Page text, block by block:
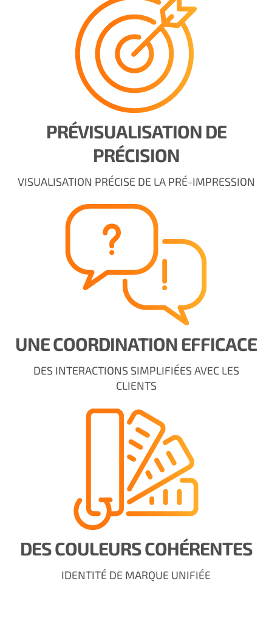
PRÉVISUALISATION DE
PRÉCISION
VISUALISATION PRÉCISE DE LA PRÉ-IMPRESSION
UNE COORDINATION EFFICACE
DES INTERACTIONS SIMPLIFIÉES AVEC LES
CLIENTS
DES COULEURS COHÉRENTES
IDENTITÉ DE MARQUE UNIFIÉE